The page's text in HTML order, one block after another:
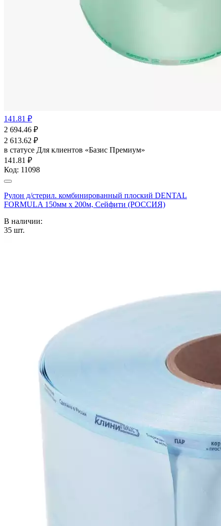
141.81 ₽
2 694.46 ₽
2 613.62 ₽
в статусе Для клиентов «Базис Премиум»
141.81 ₽
Код: 11098
Рулон д/стерил. комбинированный плоский DENTAL
FORMULA 150мм х 200м, Сейфити (РОССИЯ)
В наличии:
35 шт.